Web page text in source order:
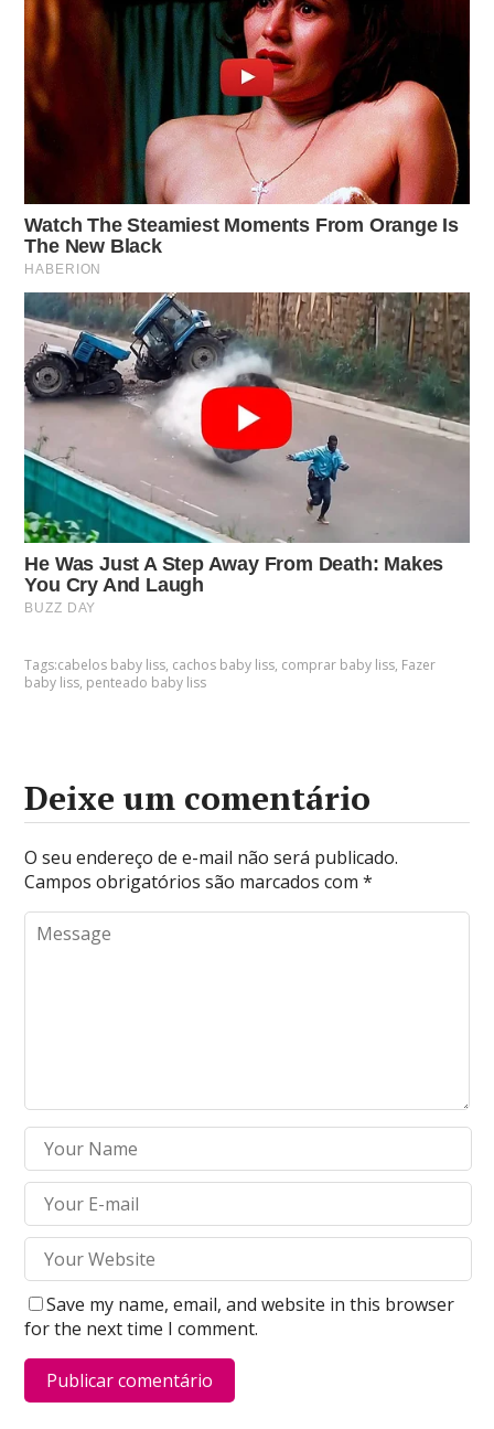
Tags:cabelos baby liss, cachos baby liss, comprar baby liss, Fazer
baby liss, penteado baby liss
Deixe um comentário
O seu endereço de e-mail não será publicado.
Campos obrigatórios são marcados com*
Save my name, email, and website in this browser
for the next time I comment.